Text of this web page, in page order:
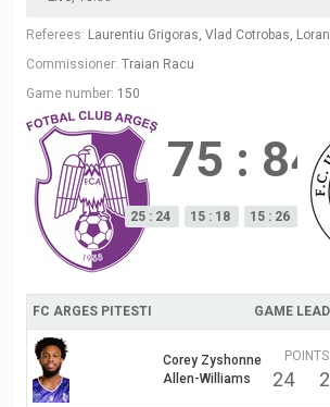
Referees: Laurentiu Grigoras, Vlad Cotrobas,
Commissioner: Traian Racu
Game number: 150
75 : 84
25 : 24 15 : 18 15 : 26 20
FC ARGES PITESTI GAME
Corey Zyshonne
Allen-Williams
POINTS
24